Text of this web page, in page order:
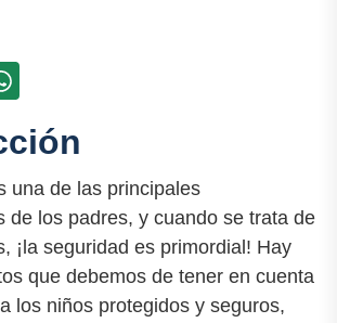
una de las principales
de los padres, y cuando se trata de
¡la seguridad es primordial! Hay
que debemos de tener en cuenta
los niños protegidos y seguros,